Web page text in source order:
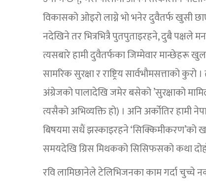
विकासको ओइरो लाग्ने भो भनेर दुवैतर्फ खुसी
नदेखिने तर भित्रभित्रै पुतपुताइरहने, दुबै पक्षले
त्यसबारे हामी दुवैतर्फका जिम्मेवार मान्छेहरू
सामरिक सुरक्षा र राष्ट्रिय सार्वभौमसत्ताको
अंग्रेजको पालादेखि जमेर बसेको ’सुरक्षाको
त्यसैको अभिव्यक्ति हो) । अनि अर्कोतिर हामी
बिषयमा सधैं झस्काइरहने ‘सिक्किमीकरण’को
समयदेखि ग्रिस मिथकको सिसिफसको कथा
रवि लामिछानेले टेलिभिजनका काम गर्दा चुच्चे